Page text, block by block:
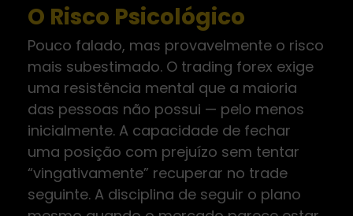
O Risco Psicológico
Pouco falado, mas provavelmente o risco
mais subestimado. O trading forex exige
uma resistência mental que a maioria
das pessoas não possui — pelo menos
inicialmente. A capacidade de fechar
uma posição com prejuízo sem tentar
“vingativamente” recuperar no trade
seguinte. A disciplina de seguir o plano